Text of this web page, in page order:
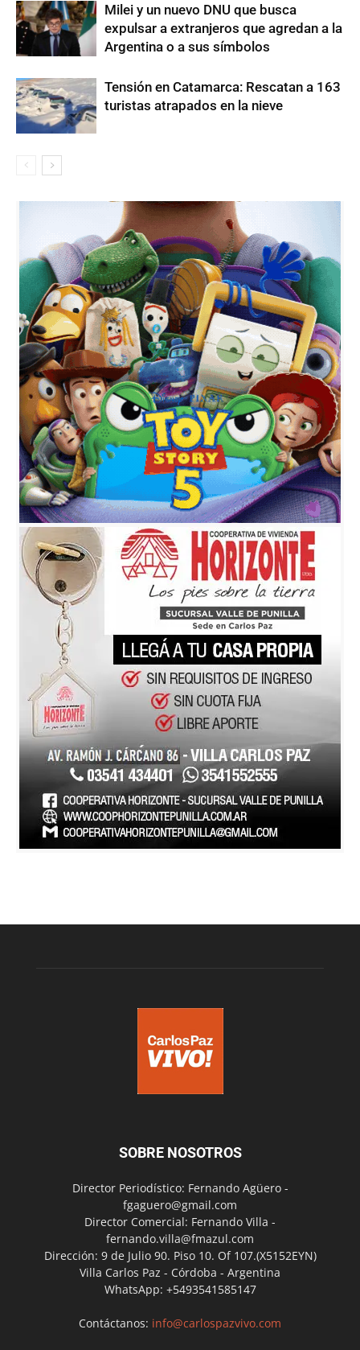
Milei y un nuevo DNU que busca
expulsar a extranjeros que agredan a la
Argentina o a sus símbolos
Tensión en Catamarca: Rescatan a 163
turistas atrapados en la nieve
SOBRE NOSOTROS
Director Periodístico: Fernando Agüero -
fgaguero@gmail.com
Director Comercial: Fernando Villa -
fernando.villa@fmazul.com
Dirección: 9 de Julio 90. Piso 10. Of 107.(X5152EYN)
Villa Carlos Paz - Córdoba - Argentina
WhatsApp: +5493541585147
Contáctanos: info@carlospazvivo.com